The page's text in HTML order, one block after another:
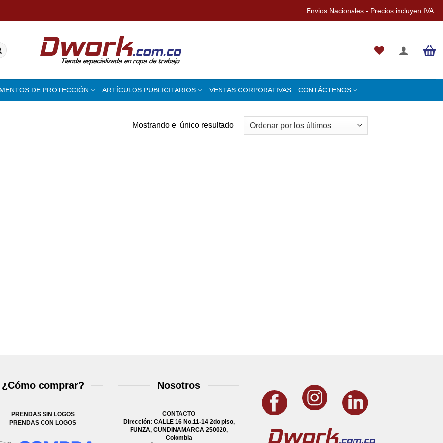
Envios Nacionales - Precios incluyen IVA.
DE PROTECCIÓN ARTÍCULOS PUBLICITARIOS VENTAS CORPORATIVAS CONTÁCTENOS
Mostrando el único resultado
¿Cómo comprar?
PRENDAS SIN LOGOS
PRENDAS CON LOGOS
Nosotros
CONTACTO
Dirección: CALLE 16 No.11-14 2do piso,
FUNZA, CUNDINAMARCA 250020,
Colombia